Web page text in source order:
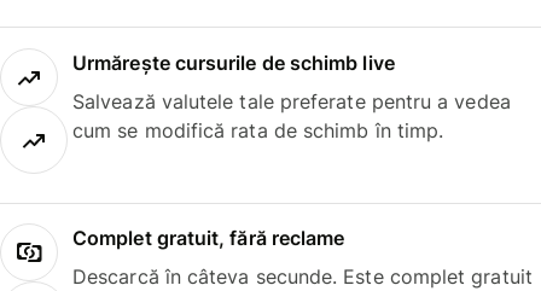
Urmărește cursurile de schimb live
Salvează valutele tale preferate pentru a vedea
cum se modifică rata de schimb în timp.
Complet gratuit, fără reclame
Descarcă în câteva secunde. Este complet gratuit